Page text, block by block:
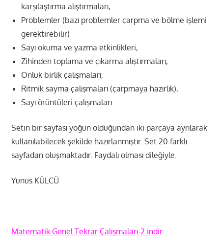
karşılaştırma alıştırmaları,
Problemler (bazı problemler çarpma ve bölme işlemi
gerektirebilir)
Sayı okuma ve yazma etkinlikleri,
Zihinden toplama ve çıkarma alıştırmaları,
Onluk birlik çalışmaları,
Ritmik sayma çalışmaları (çarpmaya hazırlık),
Sayı örüntüleri çalışmaları
Setin bir sayfası yoğun olduğundan iki parçaya ayrılarak
kullanılabilecek şekilde hazırlanmıştır. Set 20 farklı
sayfadan oluşmaktadır. Faydalı olması dileğiyle.
Yunus KÜLCÜ
Matematik Genel Tekrar Çalışmaları-2 indir